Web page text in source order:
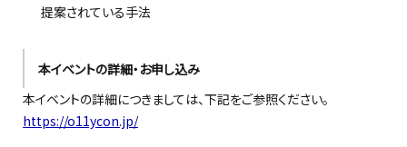
提案されている手法
本イベントの詳細・お申し込み
本イベントの詳細につきましては、下記をご参照ください。
https://o11ycon.jp/